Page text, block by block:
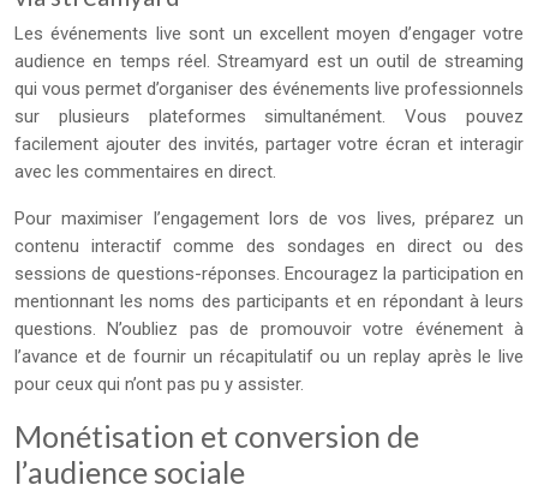
Les événements live sont un excellent moyen d’engager votre
audience en temps réel. Streamyard est un outil de streaming
qui vous permet d’organiser des événements live professionnels
sur plusieurs plateformes simultanément. Vous pouvez
facilement ajouter des invités, partager votre écran et interagir
avec les commentaires en direct.
Pour maximiser l’engagement lors de vos lives, préparez un
contenu interactif comme des sondages en direct ou des
sessions de questions-réponses. Encouragez la participation en
mentionnant les noms des participants et en répondant à leurs
questions. N’oubliez pas de promouvoir votre événement à
l’avance et de fournir un récapitulatif ou un replay après le live
pour ceux qui n’ont pas pu y assister.
Monétisation et conversion de
l’audience sociale